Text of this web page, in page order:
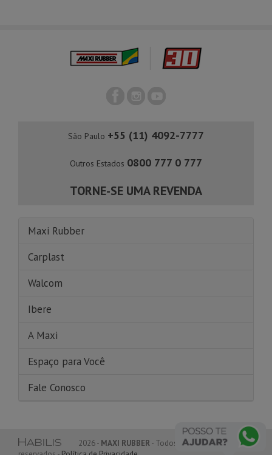
São Paulo +55 (11) 4092-7777
Outros Estados 0800 777 0 777
TORNE-SE UMA REVENDA
Maxi Rubber
Carplast
Walcom
Ibere
A Maxi
Espaço para Você
Fale Conosco
2026 - MAXI RUBBER- Todos os direitos